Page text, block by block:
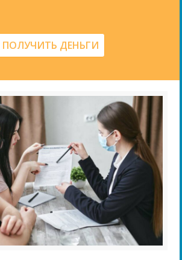
ПОЛУЧИТЬ ДЕНЬГИ